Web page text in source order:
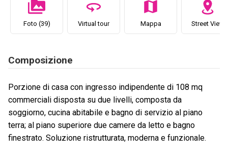
Foto (39) Virtual tour Mappa Street View
Composizione
Porzione di casa con ingresso indipendente di 108 mq
commerciali disposta su due livelli, composta da
soggiorno, cucina abitabile e bagno di servizio al piano
terra; al piano superiore due camere da letto e bagno
finestrato. Soluzione ristrutturata, moderna e funzionale.